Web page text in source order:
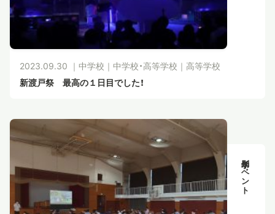
2023.09.30 ｜ 中学校 ｜ 中学校・高等学校 ｜ 高等学校
新渡戸祭 最高の１日目でした！
学年別イベント